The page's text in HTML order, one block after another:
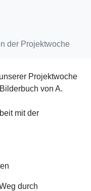
der Projektwoche
Projektwoche
von A.
mit der
durch